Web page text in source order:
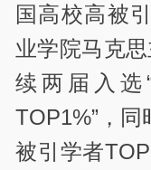
国高校高被
业学院马克
续两届入选
TOP1%”，同
被引学者